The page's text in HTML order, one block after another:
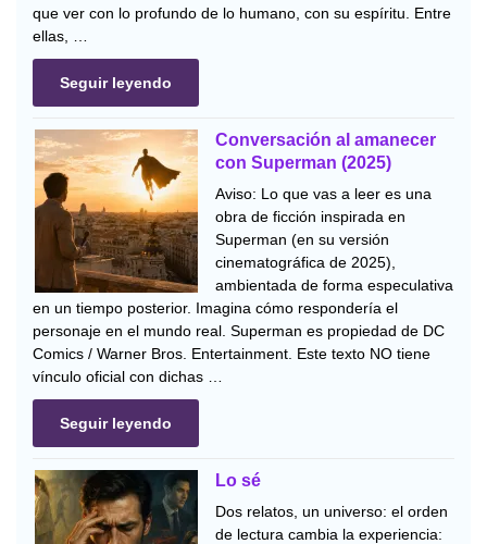
que ver con lo profundo de lo humano, con su espíritu. Entre
ellas, …
Seguir leyendo
Conversación al amanecer
con Superman (2025)
Aviso: Lo que vas a leer es una
obra de ficción inspirada en
Superman (en su versión
cinematográfica de 2025),
ambientada de forma especulativa
en un tiempo posterior. Imagina cómo respondería el
personaje en el mundo real. Superman es propiedad de DC
Comics / Warner Bros. Entertainment. Este texto NO tiene
vínculo oficial con dichas …
Seguir leyendo
Lo sé
Dos relatos, un universo: el orden
de lectura cambia la experiencia: